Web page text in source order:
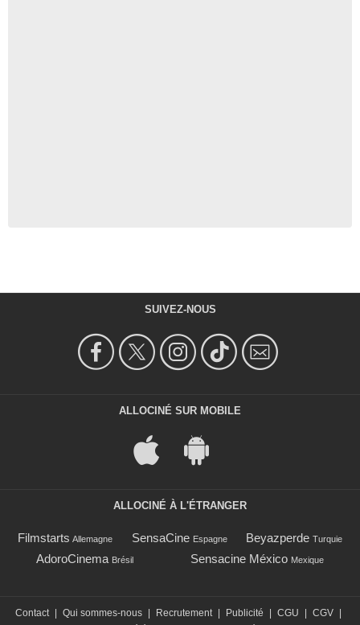
SUIVEZ-NOUS
ALLOCINÉ SUR MOBILE
ALLOCINÉ À L'ÉTRANGER
Filmstarts Allemagne SensaCine Espagne Beyazperde Turquie
AdoroCinema Brésil Sensacine México Mexique
Contact Qui sommes-nous Recrutement Publicité CGU CGV